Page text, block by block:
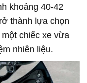
khoảng 40-42
thành lựa chọn
chiếc xe vừa
nhiên liệu.